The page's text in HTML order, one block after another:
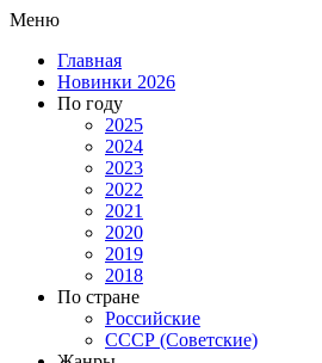
Меню
Главная
Новинки 2026
По году
2025
2024
2023
2022
2021
2020
2019
2018
По стране
Российские
СССР (Советские)